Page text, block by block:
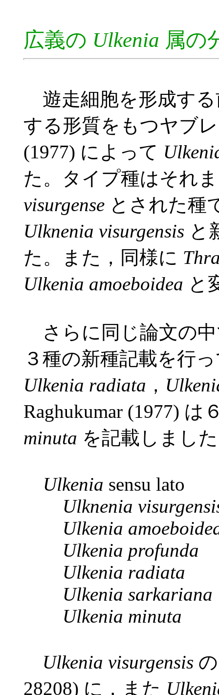
広義の Ulkenia 属の
遊走細胞を形成する
する形質をもつヤブ
(1977) によって
た。タイプ種はそれ
visurgense とされた種
Ulknenia visurgensis と
た。また，同様に
Ulkenia amoeboidea と
さらに同じ論文の中
３種の新種記載を行
Ulkenia radiata ，
Raghukumar (1977)
minuta を記載しまし
Ulkenia sensu lato
Ulknenia
Ulkenia
Ulkenia profunda
Ulkenia radiata
Ulkenia sarkariana
Ulkenia minuta
Ulkenia visurgensis
28208) に，また